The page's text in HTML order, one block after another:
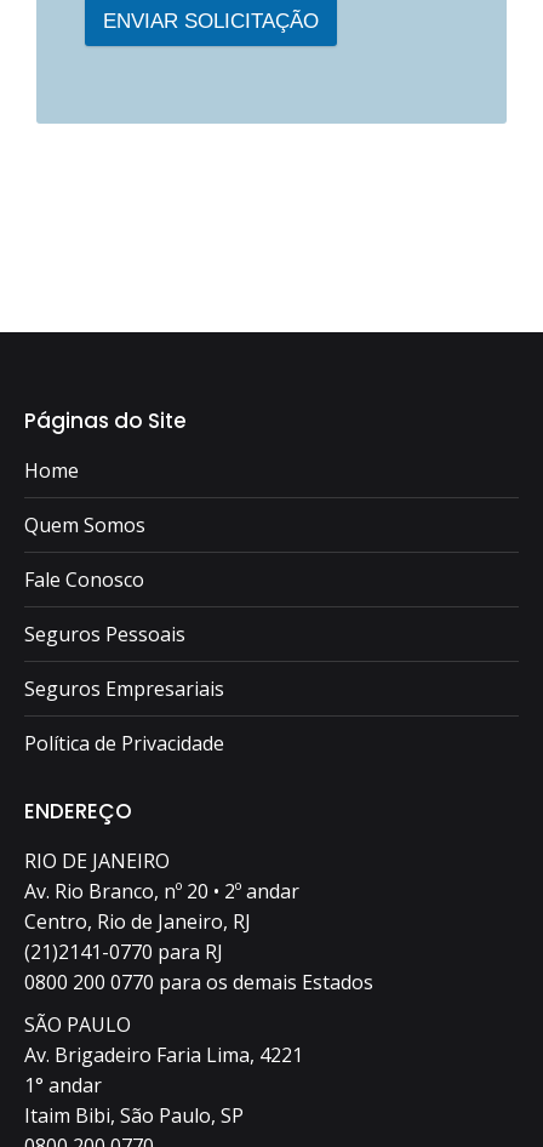
ENVIAR SOLICITAÇÃO
Páginas do Site
Home
Quem Somos
Fale Conosco
Seguros Pessoais
Seguros Empresariais
Política de Privacidade
ENDEREÇO
RIO DE JANEIRO
Av. Rio Branco, nº 20 • 2º andar
Centro, Rio de Janeiro, RJ
(21)2141-0770 para RJ
0800 200 0770 para os demais Estados
SÃO PAULO
Av. Brigadeiro Faria Lima, 4221
1° andar
Itaim Bibi, São Paulo, SP